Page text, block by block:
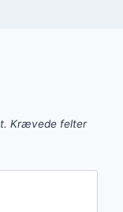
Krævede felter